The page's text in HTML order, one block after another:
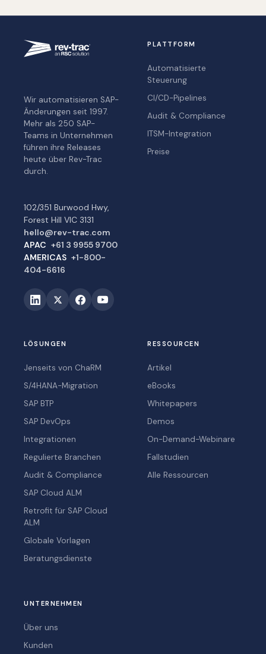
Wir automatisieren SAP-
Änderungen seit 1997.
Mehr als 250 SAP-
Teams in Unternehmen
führen ihre Releases
heute über Rev-Trac
durch.
102/351 Burwood Hwy,
Forest Hill VIC 3131
hello@rev-trac.com
APAC +61 3 9955 9700
AMERICAS +1-800-
404-6616
PLATTFORM
Automatisierte
Steuerung
CI/CD-Pipelines
Audit & Compliance
ITSM-Integration
Preise
LÖSUNGEN
Jenseits von ChaRM
S/4HANA-Migration
SAP BTP
SAP DevOps
Integrationen
Regulierte Branchen
Audit & Compliance
SAP Cloud ALM
Retrofit für SAP Cloud
ALM
Globale Vorlagen
Beratungsdienste
RESSOURCEN
Artikel
eBooks
Whitepapers
Demos
On-Demand-Webinare
Fallstudien
Alle Ressourcen
UNTERNEHMEN
Über uns
Kunden